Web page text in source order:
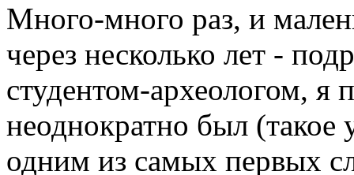
Много-много раз, и
через несколько лет -
студентом-археологом, я
неоднократно был (такое
одним из самых первых